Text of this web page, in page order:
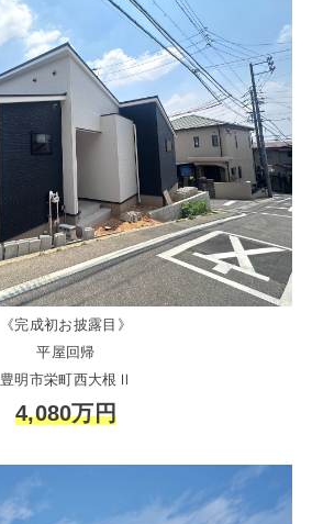
《完成初お披露目》
平屋回帰
豊明市栄町西大根Ⅱ
4,080万円